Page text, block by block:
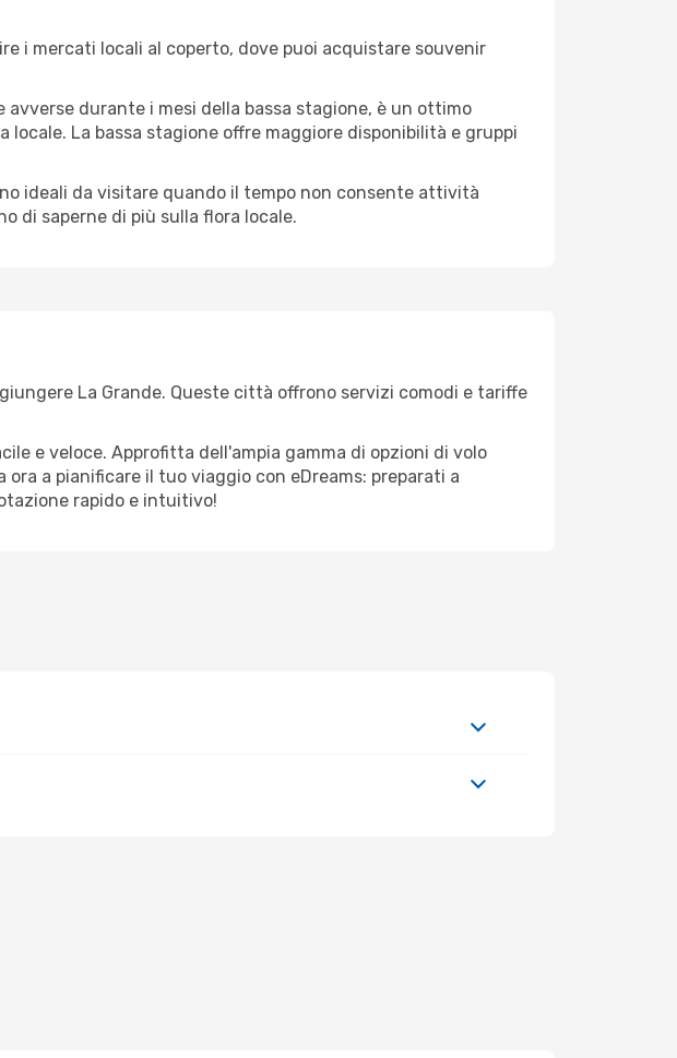
i mercati locali al coperto, dove puoi acquistare souvenir
durante i mesi della bassa stagione, è un ottimo
La bassa stagione offre maggiore disponibilità e gruppi
ideali da visitare quando il tempo non consente attività
di saperne di più sulla flora locale.
La Grande. Queste città offrono servizi comodi e tariffe
e veloce. Approfitta dell'ampia gamma di opzioni di volo
a pianificare il tuo viaggio con eDreams: preparati a
rapido e intuitivo!